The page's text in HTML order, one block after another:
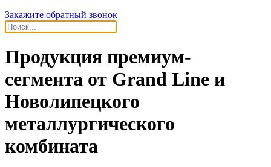
Закажите обратный звонок
Продукция премиум-
сегмента от Grand Line и
Новолипецкого
металлургического
комбината